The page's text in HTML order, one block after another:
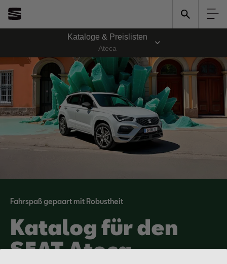
Kataloge & Preislisten
Ateca
Fahrspaß gepaart mit Robustheit
Katalog für den
SEAT Ateca